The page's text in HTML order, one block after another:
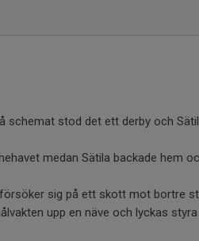
schemat stod det ett derby och
medan Sätila backade hem
sig på ett skott mot bortre
upp en näve och lyckas